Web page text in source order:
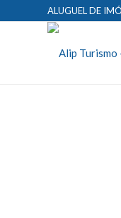
ALUGUEL DE